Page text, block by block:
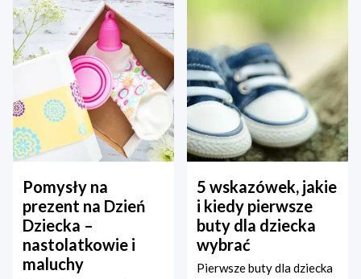
Pomysły na
prezent na Dzień
Dziecka –
nastolatkowie i
maluchy
5 wskazówek, jakie
i kiedy pierwsze
buty dla dziecka
wybrać
Pierwsze buty dla dziecka